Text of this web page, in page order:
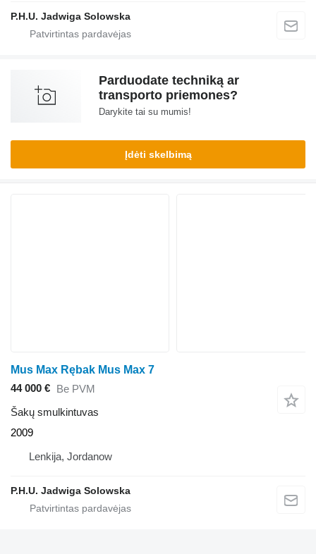
P.H.U. Jadwiga Solowska
Parduodate techniką ar
transporto priemones?
Darykite tai su mumis!
Įdėti skelbimą
Mus Max Rębak Mus Max 7
44 000 € Be PVM
Šakų smulkintuvas
2009
Lenkija, Jordanow
P.H.U. Jadwiga Solowska